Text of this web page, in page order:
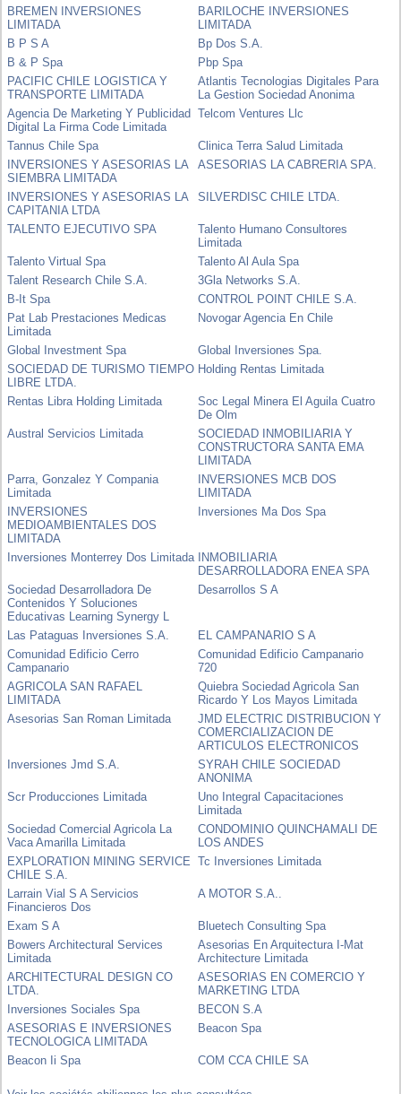
BREMEN INVERSIONES
LIMITADA
BARILOCHE INVERSIONES
LIMITADA
B P S A
Bp Dos S.A.
B & P Spa
Pbp Spa
PACIFIC CHILE LOGISTICA Y
TRANSPORTE LIMITADA
Atlantis Tecnologias Digitales Para
La Gestion Sociedad Anonima
Agencia De Marketing Y Publicidad
Digital La Firma Code Limitada
Telcom Ventures Llc
Tannus Chile Spa
Clinica Terra Salud Limitada
INVERSIONES Y ASESORIAS LA
SIEMBRA LIMITADA
ASESORIAS LA CABRERIA SPA.
INVERSIONES Y ASESORIAS LA
CAPITANIA LTDA
SILVERDISC CHILE LTDA.
TALENTO EJECUTIVO SPA
Talento Humano Consultores
Limitada
Talento Virtual Spa
Talento Al Aula Spa
Talent Research Chile S.A.
3Gla Networks S.A.
B-It Spa
CONTROL POINT CHILE S.A.
Pat Lab Prestaciones Medicas
Limitada
Novogar Agencia En Chile
Global Investment Spa
Global Inversiones Spa.
SOCIEDAD DE TURISMO TIEMPO
LIBRE LTDA.
Holding Rentas Limitada
Rentas Libra Holding Limitada
Soc Legal Minera El Aguila Cuatro
De Olm
Austral Servicios Limitada
SOCIEDAD INMOBILIARIA Y
CONSTRUCTORA SANTA EMA
LIMITADA
Parra, Gonzalez Y Compania
Limitada
INVERSIONES MCB DOS
LIMITADA
INVERSIONES
MEDIOAMBIENTALES DOS
LIMITADA
Inversiones Ma Dos Spa
Inversiones Monterrey Dos Limitada INMOBILIARIA
DESARROLLADORA ENEA SPA
Sociedad Desarrolladora De
Contenidos Y Soluciones
Educativas Learning Synergy L
Desarrollos S A
Las Pataguas Inversiones S.A.
EL CAMPANARIO S A
Comunidad Edificio Cerro
Campanario
Comunidad Edificio Campanario
720
AGRICOLA SAN RAFAEL
LIMITADA
Quiebra Sociedad Agricola San
Ricardo Y Los Mayos Limitada
Asesorias San Roman Limitada
JMD ELECTRIC DISTRIBUCION Y
COMERCIALIZACION DE
ARTICULOS ELECTRONICOS
Inversiones Jmd S.A.
SYRAH CHILE SOCIEDAD
ANONIMA
Scr Producciones Limitada
Uno Integral Capacitaciones
Limitada
Sociedad Comercial Agricola La
Vaca Amarilla Limitada
CONDOMINIO QUINCHAMALI DE
LOS ANDES
EXPLORATION MINING SERVICE
CHILE S.A.
Tc Inversiones Limitada
Larrain Vial S A Servicios
Financieros Dos
A MOTOR S.A..
Exam S A
Bluetech Consulting Spa
Bowers Architectural Services
Limitada
Asesorias En Arquitectura I-Mat
Architecture Limitada
ARCHITECTURAL DESIGN CO
LTDA.
ASESORIAS EN COMERCIO Y
MARKETING LTDA
Inversiones Sociales Spa
BECON S.A
ASESORIAS E INVERSIONES
TECNOLOGICA LIMITADA
Beacon Spa
Beacon Ii Spa COM CCA CHILE SA